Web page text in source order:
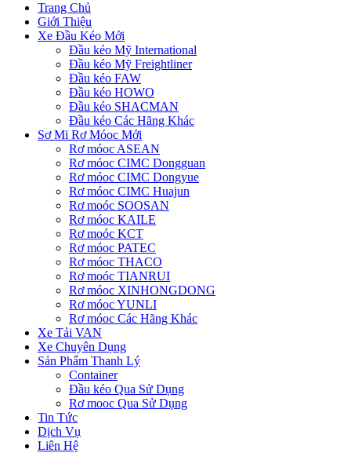
Trang Chủ
Giới Thiệu
Xe Đầu Kéo Mới
Đầu kéo Mỹ International
Đầu kéo Mỹ Freightliner
Đầu kéo FAW
Đầu kéo HOWO
Đầu kéo SHACMAN
Đầu kéo Các Hãng Khác
Sơ Mi Rơ Móoc Mới
Rơ móoc ASEAN
Rơ móoc CIMC Dongguan
Rơ móoc CIMC Dongyue
Rơ móoc CIMC Huajun
Rơ moóc SOOSAN
Rơ móoc KAILE
Rơ moóc KCT
Rơ móoc PATEC
Rơ móoc THACO
Rơ moóc TIANRUI
Rơ móoc XINHONGDONG
Rơ móoc YUNLI
Rơ móoc Các Hãng Khác
Xe Tải VAN
Xe Chuyên Dụng
Sản Phẩm Thanh Lý
Container
Đầu kéo Qua Sử Dụng
Rơ mooc Qua Sử Dụng
Tin Tức
Dịch Vụ
Liên Hệ